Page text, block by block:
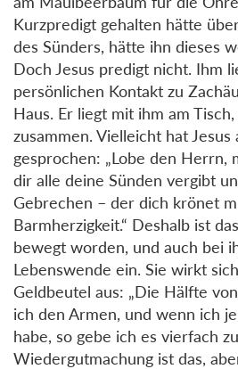
Kurzpredigt gehalten hätte
des Sünders, hätte ihn dieses
Doch Jesus predigt nicht. Ihm
persönlichen Kontakt zu
Haus. Er liegt mit ihm am
zusammen. Vielleicht hat Jesus
gesprochen: „Lobe den Herrn,
dir alle deine Sünden vergibt
Gebrechen – der dich krönet
Barmherzigkeit.“ Deshalb ist
bewegt worden, und auch bei
Lebenswende ein. Sie wirkt
Geldbeutel aus: „Die Hälfte
ich den Armen, und wenn ich
habe, so gebe ich es vierfach
Wiedergutmachung ist das,